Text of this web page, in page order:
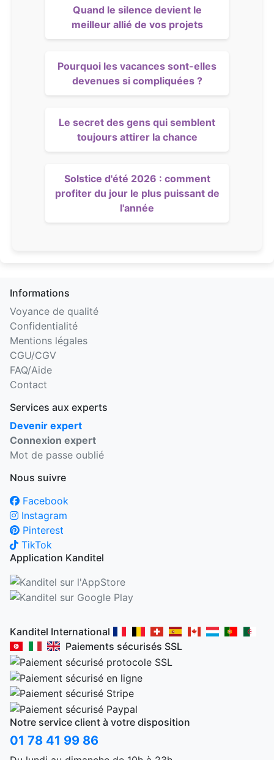
Quand le silence devient le
meilleur allié de vos projets
Pourquoi les vacances sont-elles
devenues si compliquées ?
Le secret des gens qui semblent
toujours attirer la chance
Solstice d'été 2026 : comment
profiter du jour le plus puissant de
l'année
Informations
Voyance de qualité
Confidentialité
Mentions légales
CGU/CGV
FAQ/Aide
Contact
Services aux experts
Devenir expert
Connexion expert
Mot de passe oublié
Nous suivre
Facebook
Instagram
Pinterest
TikTok
Application Kanditel
Kanditel International
Paiements sécurisés SSL
Notre service client à votre disposition
01 78 41 99 86